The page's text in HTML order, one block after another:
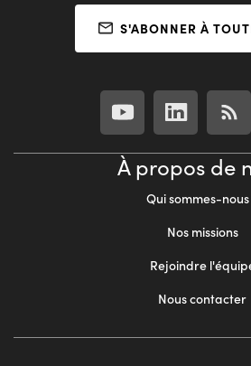
S'ABONNER À
À propos de
Qui sommes-nous
Nos missions
Rejoindre
Nous contacter